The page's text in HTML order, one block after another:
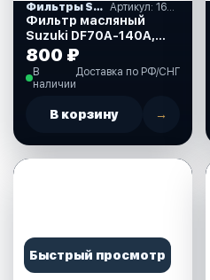
Фильтры SUZUKI Артикул: 1651061A31_OM
Фильтр масляный
Suzuki DF70A-140A,
Omax (1651061A31_OM)
800 ₽
В
наличии
Доставка по РФ/СНГ
В корзину →
Быстрый просмотр